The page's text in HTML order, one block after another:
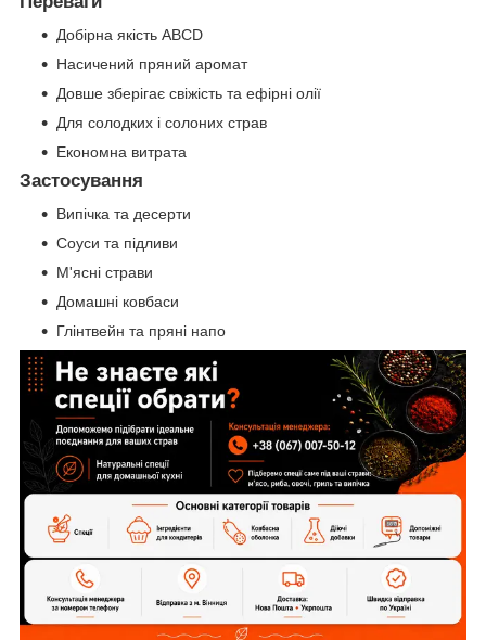
Добірна якість ABCD
Насичений пряний аромат
Довше зберігає свіжість та ефірні олії
Для солодких і солоних страв
Економна витрата
Застосування
Випічка та десерти
Соуси та підливи
М'ясні страви
Домашні ковбаси
Глінтвейн та пряні напо